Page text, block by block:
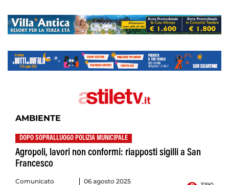
AMBIENTE
DOPO SOPRALLUOGO POLIZIA MUNICIPALE
Agropoli, lavori non conformi: riapposti sigilli a San
Francesco
Comunicato
06 agosto 2025